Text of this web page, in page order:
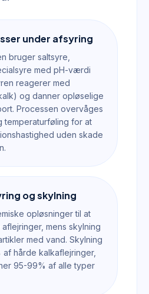
under afsyring
bruger saltsyre,
med pH-værdi
reagerer med
og danner opløselige
Processen overvåges
temperaturføling for at
uden skade
og skylning
opløsninger til at
mens skylning
med vand. Skylning
af hårde kalkaflejringer,
95-99% af alle typer